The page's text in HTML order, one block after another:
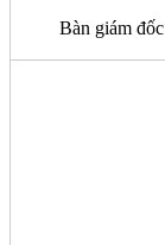
Bàn giám đốc